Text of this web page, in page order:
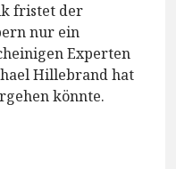
fristet der
nur ein
Experten
Hillebrand hat
könnte.